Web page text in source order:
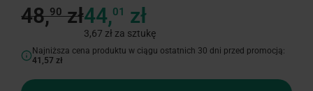
48,90zł44,01 zł
3,67 zł za sztukę
Najniższa cena produktu w ciągu ostatnich 30 dni przed promocją:
41,57 zł